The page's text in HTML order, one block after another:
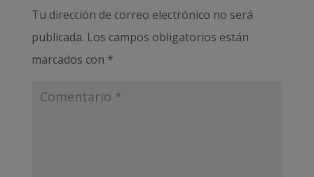
Tu dirección de correo electrónico no será
publicada. Los campos obligatorios están
marcados con *